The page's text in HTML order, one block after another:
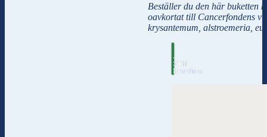
Beställer du den här buketten
oavkortat till Cancerfondens
krysantemum, alstroemeria,
-
>Till
Interflora